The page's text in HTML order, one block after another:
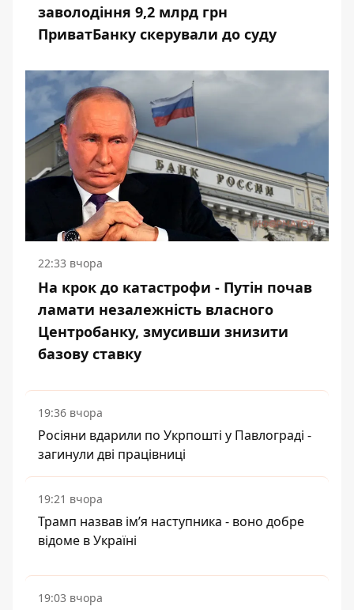
заволодіння 9,2 млрд грн
ПриватБанку скерували до суду
22:33 вчора
На крок до катастрофи - Путін почав
ламати незалежність власного
Центробанку, змусивши знизити
базову ставку
19:36 вчора
Росіяни вдарили по Укрпошті у Павлограді -
загинули дві працівниці
19:21 вчора
Трамп назвав імʼя наступника - воно добре
відоме в Україні
19:03 вчора